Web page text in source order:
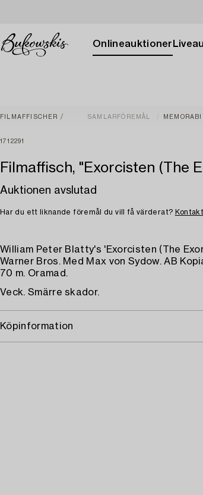
Onlineauktioner
FILMAFFISCHER SAMLARFÖREMÅL
1712291
Filmaffisch, "Exorcisten (The
Auktionen avslutad
Har du ett liknande föremål du vill få värderat?
William Peter Blatty's 'Exorcisten (The
Warner Bros. Med Max von Sydow. AB
70 m. Oramad.
Veck. Smärre skador.
Köpinformation